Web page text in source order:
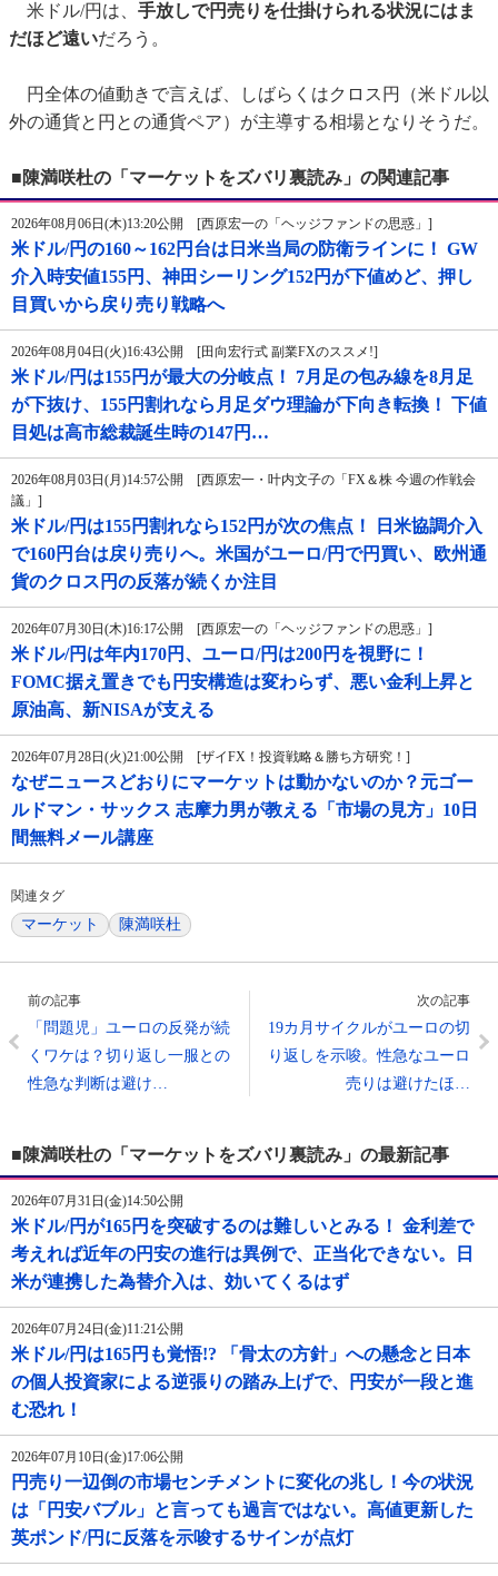
米ドル/円は、 手放しで円売りを仕掛けられる状況にはま
だほど遠いだろう。
円全体の値動きで言えば、しばらくはクロス円（米ドル以
外の通貨と円との通貨ペア）が主導する相場となりそうだ。
■陳満咲杜の「マーケットをズバリ裏読み」の関連記事
2026年08月06日(木)13:20公開 [西原宏一の「ヘッジファンドの思惑」]
米ドル/円の160～162円台は日米当局の防衛ラインに！ GW
介入時安値155円、神田シーリング152円が下値めど、押し
目買いから戻り売り戦略へ
2026年08月04日(火)16:43公開 [田向宏行式 副業FXのススメ!]
米ドル/円は155円が最大の分岐点！ 7月足の包み線を8月足
が下抜け、155円割れなら月足ダウ理論が下向き転換！ 下値
目処は高市総裁誕生時の147円…
2026年08月03日(月)14:57公開 [西原宏一・叶内文子の「FX＆株 今週の作戦会
議」]
米ドル/円は155円割れなら152円が次の焦点！ 日米協調介入
で160円台は戻り売りへ。米国がユーロ/円で円買い、欧州通
貨のクロス円の反落が続くか注目
2026年07月30日(木)16:17公開 [西原宏一の「ヘッジファンドの思惑」]
米ドル/円は年内170円、ユーロ/円は200円を視野に！
FOMC据え置きでも円安構造は変わらず、悪い金利上昇と
原油高、新NISAが支える
2026年07月28日(火)21:00公開 [ザイFX！投資戦略＆勝ち方研究！]
なぜニュースどおりにマーケットは動かないのか？元ゴー
ルドマン・サックス 志摩力男が教える「市場の見方」10日
間無料メール講座
関連タグ
マーケット 陳満咲杜
前の記事
「問題児」ユーロの反発が続
くワケは？切り返し一服との
性急な判断は避け…
次の記事
19カ月サイクルがユーロの切
り返しを示唆。性急なユーロ
売りは避けたほ…
■陳満咲杜の「マーケットをズバリ裏読み」の最新記事
2026年07月31日(金)14:50公開
米ドル/円が165円を突破するのは難しいとみる！ 金利差で
考えれば近年の円安の進行は異例で、正当化できない。日
米が連携した為替介入は、効いてくるはず
2026年07月24日(金)11:21公開
米ドル/円は165円も覚悟!? 「骨太の方針」への懸念と日本
の個人投資家による逆張りの踏み上げで、円安が一段と進
む恐れ！
2026年07月10日(金)17:06公開
円売り一辺倒の市場センチメントに変化の兆し！今の状況
は「円安バブル」と言っても過言ではない。高値更新した
英ポンド/円に反落を示唆するサインが点灯